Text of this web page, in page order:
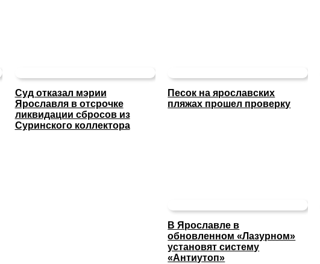
Суд отказал мэрии
Ярославля в отсрочке
ликвидации сбросов из
Суринского коллектора
Песок на ярославских
пляжах прошел проверку
В Ярославле в
обновленном «Лазурном»
установят систему
«Антиутоп»